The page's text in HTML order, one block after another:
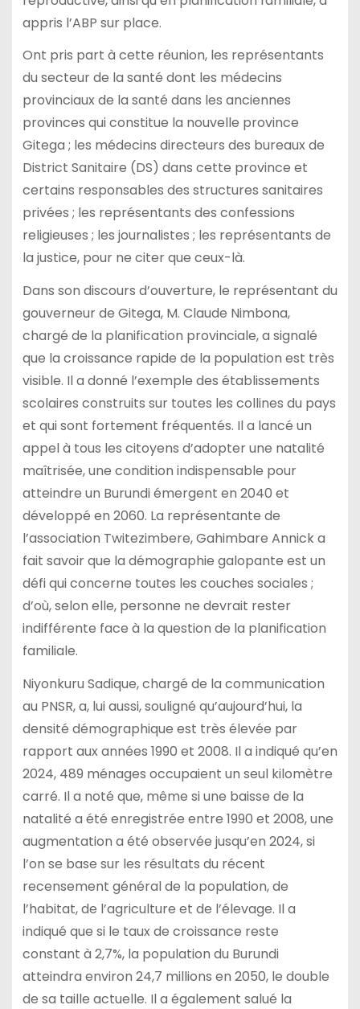
appris l’ABP sur place.
Ont pris part à cette réunion, les représentants
du secteur de la santé dont les médecins
provinciaux de la santé dans les anciennes
provinces qui constitue la nouvelle province
Gitega ; les médecins directeurs des bureaux de
District Sanitaire (DS) dans cette province et
certains responsables des structures sanitaires
privées ; les représentants des confessions
religieuses ; les journalistes ; les représentants de
la justice, pour ne citer que ceux-là.
Dans son discours d’ouverture, le représentant du
gouverneur de Gitega, M. Claude Nimbona,
chargé de la planification provinciale, a signalé
que la croissance rapide de la population est très
visible. Il a donné l’exemple des établissements
scolaires construits sur toutes les collines du pays
et qui sont fortement fréquentés. Il a lancé un
appel à tous les citoyens d’adopter une natalité
maîtrisée, une condition indispensable pour
atteindre un Burundi émergent en 2040 et
développé en 2060. La représentante de
l’association Twitezimbere, Gahimbare Annick a
fait savoir que la démographie galopante est un
défi qui concerne toutes les couches sociales ;
d’où, selon elle, personne ne devrait rester
indifférente face à la question de la planification
familiale.
Niyonkuru Sadique, chargé de la communication
au PNSR, a, lui aussi, souligné qu’aujourd’hui, la
densité démographique est très élevée par
rapport aux années 1990 et 2008. Il a indiqué qu’en
2024, 489 ménages occupaient un seul kilomètre
carré. Il a noté que, même si une baisse de la
natalité a été enregistrée entre 1990 et 2008, une
augmentation a été observée jusqu’en 2024, si
l’on se base sur les résultats du récent
recensement général de la population, de
l’habitat, de l’agriculture et de l’élevage. Il a
indiqué que si le taux de croissance reste
constant à 2,7%, la population du Burundi
atteindra environ 24,7 millions en 2050, le double
de sa taille actuelle. Il a également salué la